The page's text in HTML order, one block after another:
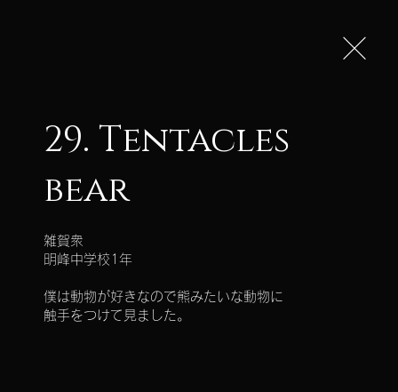
29. Tentacles
bear
雑賀衆
明峰中学校1年
僕は動物が好きなので熊みたいな動物に
ス